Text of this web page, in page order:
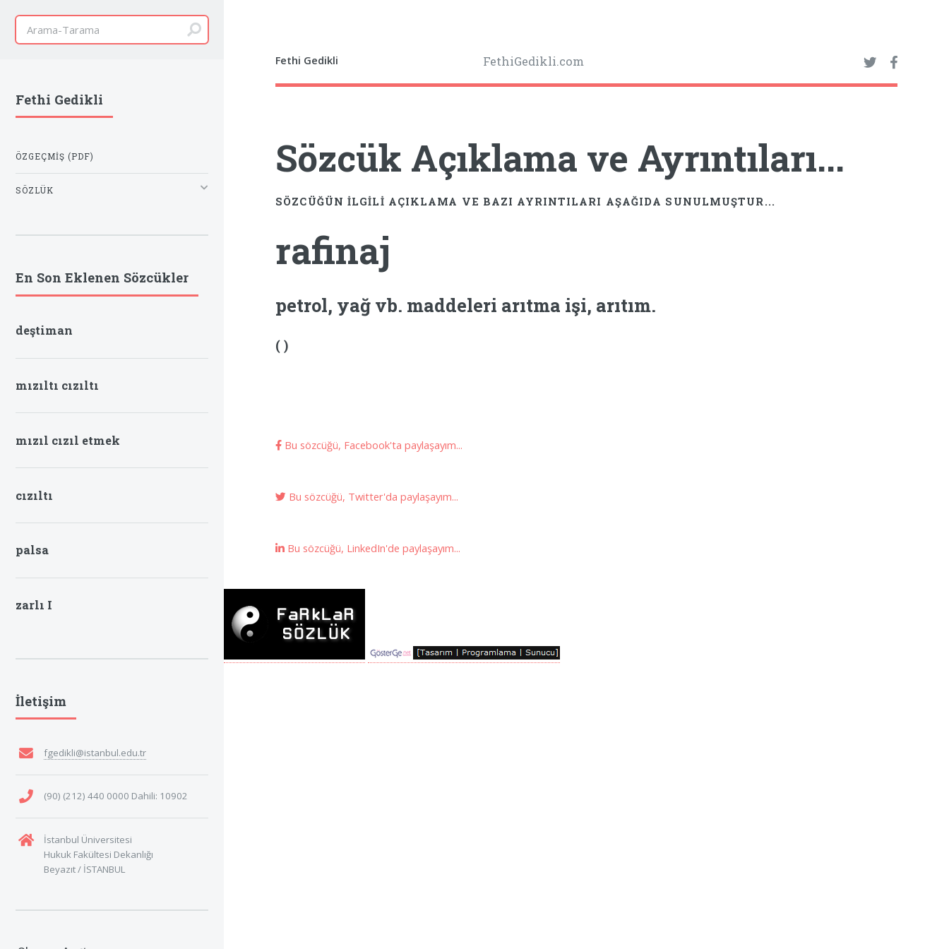
Fethi Gedikli FethiGedikli.com
Sözcük Açıklama ve Ayrıntıları...
SÖZCÜĞÜN ILGILI AÇIKLAMA VE BAZI AYRINTILARI AŞAĞIDA SUNULMUŞTUR...
rafinaj
petrol, yağ vb. maddeleri arıtma işi, arıtım.
( )
Bu sözcüğü, Facebook'ta paylaşayım...
Bu sözcüğü, Twitter'da paylaşayım...
Bu sözcüğü, LinkedIn'de paylaşayım...
Fethi Gedikli
ÖZGEÇMIŞ (PDF)
SÖZLÜK
En Son Eklenen Sözcükler
deştiman
mızıltı cızıltı
mızıl cızıl etmek
cızıltı
palsa
zarlı I
İletişim
fgedikli@istanbul.edu.tr
(90) (212) 440 0000 Dahili: 10902
İstanbul Üniversitesi
Hukuk Fakültesi Dekanlığı
Beyazıt / İSTANBUL